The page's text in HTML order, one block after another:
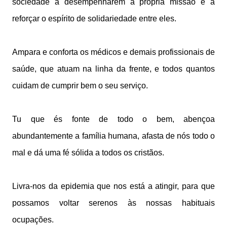
sociedade a desempenharem a própria missãoe a
reforçar o espírito de solidariedade entre eles.
Ampara e conforta os médicos e demais profissionais de
saúde, que atuam na linha da frente,e todos quantos
cuidam de cumprir bem o seu serviço.
Tu que és fonte de todo o bem, abençoa
abundantemente a família humana, afasta de nós todo o
mal e dá uma fé sólida a todos os cristãos.
Livra-nos da epidemia que nos está a atingir, para que
possamos voltar serenos às nossas habituais
ocupações.